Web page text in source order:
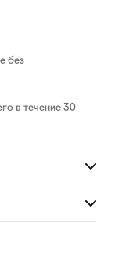
без
в течение 30